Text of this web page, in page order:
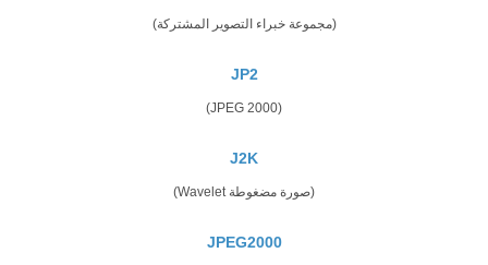
(مجموعة خبراء التصوير المشتركة)
JP2
(JPEG 2000)
J2K
(صورة مضغوطة Wavelet)
JPEG2000